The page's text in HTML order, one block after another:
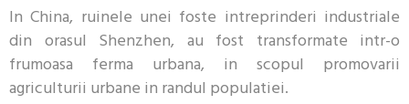
In China, ruinele unei foste intreprinderi industriale
din orasul Shenzhen, au fost transformate intr-o
frumoasa ferma urbana, in scopul promovarii
agriculturii urbane in randul populatiei.